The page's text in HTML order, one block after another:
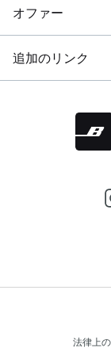
オファー
追加のリンク
法律上の